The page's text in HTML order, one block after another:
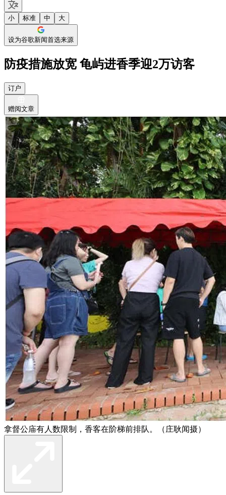
小 标准 中 大
设为谷歌新闻首选来源
防疫措施放宽 龟屿进香季迎2万访客
订户
赠阅文章
拿督公庙有人数限制，香客在阶梯前排队。（庄耿闻摄）